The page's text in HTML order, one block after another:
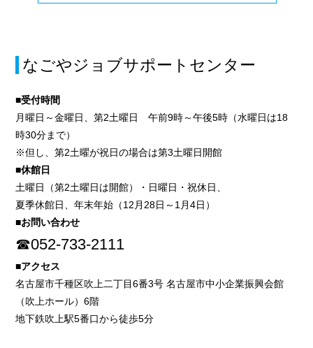
なごやジョブサポートセンター
■受付時間
月曜日～金曜日、第2土曜日 午前9時～午後5時（水曜日は18
時30分まで）
※但し、第2土曜が祝日の場合は第3土曜日開館
■休館日
土曜日（第2土曜日は開館）・日曜日・祝休日、
夏季休館日、年末年始（12月28日～1月4日）
■お問い合わせ
☎052-733-2111
■アクセス
名古屋市千種区吹上二丁目6番3号 名古屋市中小企業振興会館
（吹上ホール）6階
地下鉄吹上駅5番口から徒歩5分